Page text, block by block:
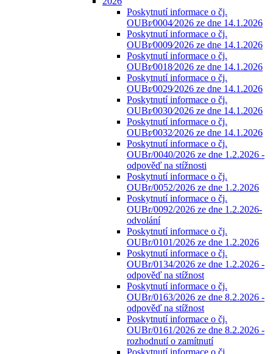
Poskytnutí informace o čj.
OUBr⁄0004⁄2026 ze dne 14.1.2026
Poskytnutí informace o čj.
OUBr⁄0009⁄2026 ze dne 14.1.2026
Poskytnutí informace o čj.
OUBr⁄0018⁄2026 ze dne 14.1.2026
Poskytnutí informace o čj.
OUBr⁄0029⁄2026 ze dne 14.1.2026
Poskytnutí informace o čj.
OUBr⁄0030⁄2026 ze dne 14.1.2026
Poskytnutí informace o čj.
OUBr⁄0032⁄2026 ze dne 14.1.2026
Poskytnutí informace o čj.
OUBr/0040/2026 ze dne 1.2.2026 -
odpověď na stížnosti
Poskytnutí informace o čj.
OUBr/0052/2026 ze dne 1.2.2026
Poskytnutí informace o čj.
OUBr/0092/2026 ze dne 1.2.2026-
odvolání
Poskytnutí informace o čj.
OUBr/0101/2026 ze dne 1.2.2026
Poskytnutí informace o čj.
OUBr/0134/2026 ze dne 1.2.2026 -
odpověď na stížnost
Poskytnutí informace o čj.
OUBr/0163/2026 ze dne 8.2.2026 -
odpověď na stížnost
Poskytnutí informace o čj.
OUBr/0161/2026 ze dne 8.2.2026 -
rozhodnutí o zamítnutí
Poskytnutí informace o čj.